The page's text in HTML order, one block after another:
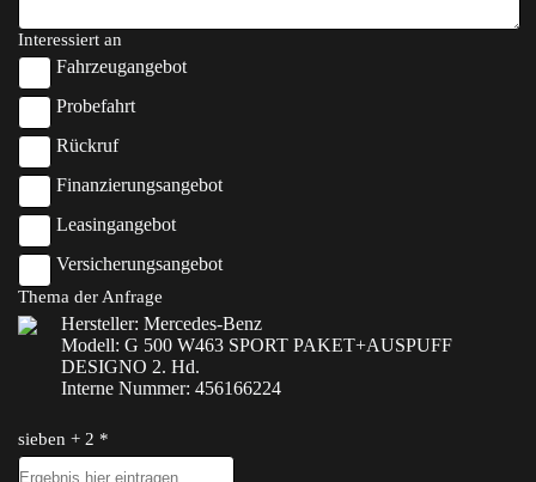
Interessiert an
Fahrzeugangebot
Probefahrt
Rückruf
Finanzierungsangebot
Leasingangebot
Versicherungsangebot
Thema der Anfrage
Hersteller: Mercedes-Benz
Modell: G 500 W463 SPORT PAKET+AUSPUFF
DESIGNO 2. Hd.
Interne Nummer: 456166224
sieben + 2 *